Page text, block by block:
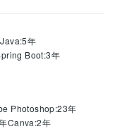
Java:5年
Boot:3年
Photoshop:23年
Canva:2年